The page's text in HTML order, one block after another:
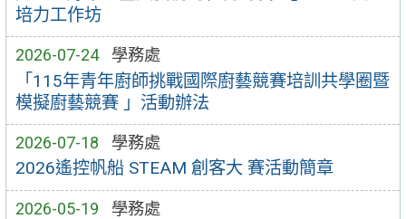
培力工作坊
2026-07-24 學務處
「115年青年廚師挑戰國際廚藝競賽培訓共學圈暨
模擬廚藝競賽 」活動辦法
2026-07-18 學務處
2026遙控帆船 STEAM 創客大 賽活動簡章
2026-05-19 學務處